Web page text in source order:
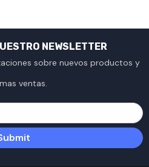
NEWSLETTER
sobre nuevos productos y
ventas.